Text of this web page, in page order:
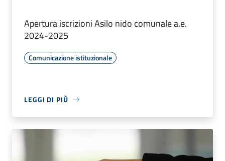
Apertura iscrizioni Asilo nido comunale a.e.
2024-2025
Comunicazione istituzionale
LEGGI DI PIÙ